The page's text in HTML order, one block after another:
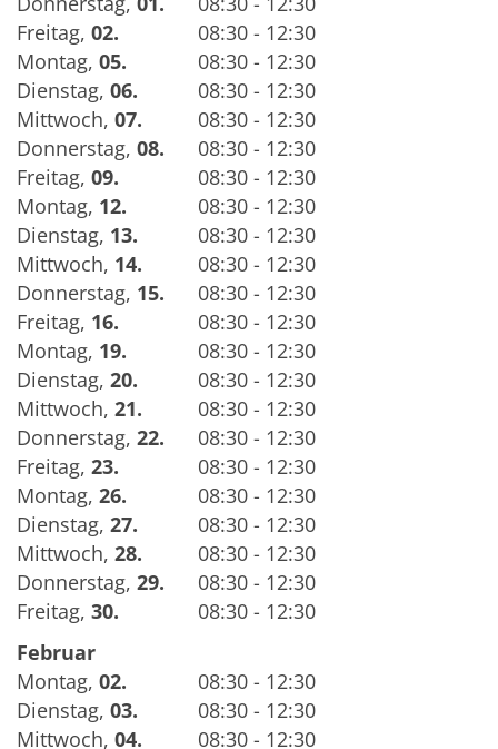
Freitag, 02.
08:30 - 12:30
Montag, 05.
08:30 - 12:30
Dienstag, 06.
08:30 - 12:30
Mittwoch, 07.
08:30 - 12:30
Donnerstag, 08.
08:30 - 12:30
Freitag, 09.
08:30 - 12:30
Montag, 12.
08:30 - 12:30
Dienstag, 13.
08:30 - 12:30
Mittwoch, 14.
08:30 - 12:30
Donnerstag, 15.
08:30 - 12:30
Freitag, 16.
08:30 - 12:30
Montag, 19.
08:30 - 12:30
Dienstag, 20.
08:30 - 12:30
Mittwoch, 21.
08:30 - 12:30
Donnerstag, 22.
08:30 - 12:30
Freitag, 23.
08:30 - 12:30
Montag, 26.
08:30 - 12:30
Dienstag, 27.
08:30 - 12:30
Mittwoch, 28.
08:30 - 12:30
Donnerstag, 29.
08:30 - 12:30
Freitag, 30.
08:30 - 12:30
Februar
Montag, 02.
08:30 - 12:30
Dienstag, 03.
08:30 - 12:30
Mittwoch, 04.
08:30 - 12:30